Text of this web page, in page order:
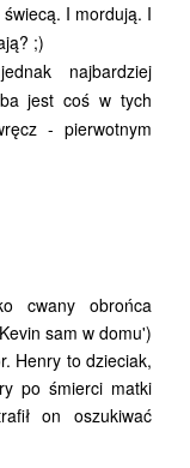
I mordują. I
;)
najbardziej
jest coś w tych
- pierwotnym
cwany obrońca
sam w domu')
Henry to dzieciak,
po śmierci matki
on oszukiwać